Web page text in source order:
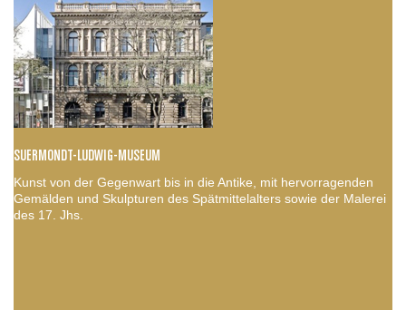
SUERMONDT-LUDWIG-MUSEUM
Kunst von der Gegenwart bis in die Antike, mit hervorragenden
Gemälden und Skulpturen des Spätmittelalters sowie der Malerei
des 17. Jhs.